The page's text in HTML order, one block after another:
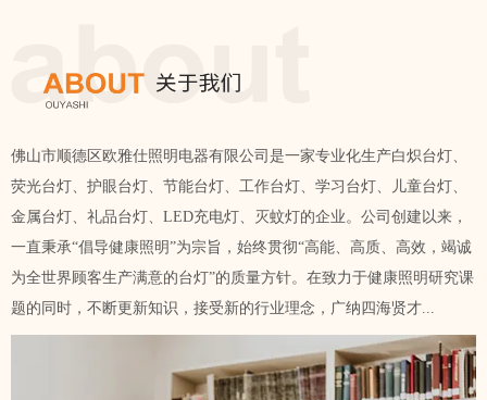
佛山市顺德区欧雅仕照明电器有限公司是一家专业化生产白炽台灯、
荧光台灯、护眼台灯、节能台灯、工作台灯、学习台灯、儿童台灯、
金属台灯、礼品台灯、LED充电灯、灭蚊灯的企业。公司创建以来，
一直秉承“倡导健康照明”为宗旨，始终贯彻“高能、高质、高效，竭诚
为全世界顾客生产满意的台灯”的质量方针。在致力于健康照明研究课
题的同时，不断更新知识，接受新的行业理念，广纳四海贤才...